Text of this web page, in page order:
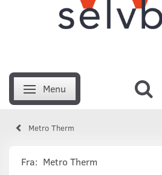
Skifte navigation
Menu
Metro Therm
Fra: Metro Therm